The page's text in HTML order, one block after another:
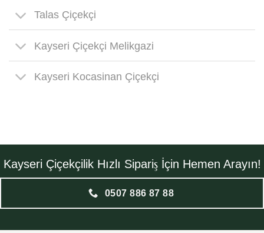
Talas Çiçekçi
Kayseri Çiçekçi Melikgazi
Kayseri Kocasinan Çiçekçi
Kayseri Çiçekçilik Hızlı Sipariş İçin Hemen Arayın!
0507 886 87 88